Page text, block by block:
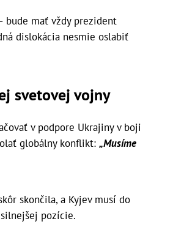
bude mať vždy prezident
dislokácia nesmie oslabiť
svetovej vojny
v podpore Ukrajiny v boji
globálny konflikt: „Musíme
skončila, a Kyjev musí do
pozície.